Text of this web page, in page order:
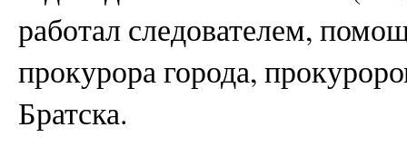
работал следователем,
прокурора города,
Братска.